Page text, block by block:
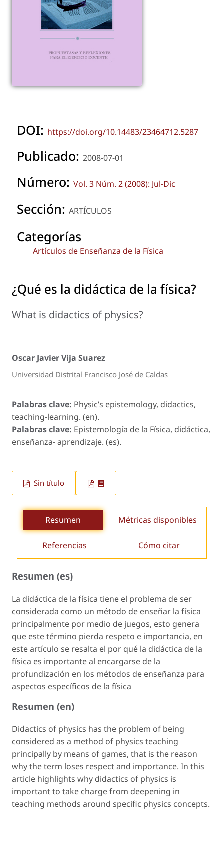
DOI: https://doi.org/10.14483/23464712.5287
Publicado: 2008-07-01
Número: Vol. 3 Núm. 2 (2008): Jul-Dic
Sección: ARTÍCULOS
Categorías
Artículos de Enseñanza de la Física
¿Qué es la didáctica de la física?
What is didactics of physics?
Oscar Javier Vija Suarez
Universidad Distrital Francisco José de Caldas
Palabras clave: Physic’s epistemology, didactics,
teaching-learning. (en).
Palabras clave: Epistemología de la Física, didáctica,
enseñanza- aprendizaje. (es).
Sin título
Resumen Métricas disponibles
Referencias Cómo citar
Resumen (es)
La didáctica de la física tiene el problema de ser
considerada como un método de enseñar la física
principalmente por medio de juegos, esto genera
que este término pierda respeto e importancia, en
este artículo se resalta el por qué la didáctica de la
física es importante al encargarse de la
profundización en los métodos de enseñanza para
aspectos específicos de la física
Resumen (en)
Didactics of physics has the problem of being
considered as a method of physics teaching
principally by means of games, that is the reason
why the term loses respect and importance. In this
article highlights why didactics of physics is
important to take charge from deepening in
teaching methods around specific physics concepts.